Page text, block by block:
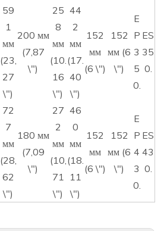
59
1
мм
(23,
27
\")
200 мм
(7,87
\")
25
8
мм
(10.
16
\")
44
2
мм
(17.
40
\")
152
мм
(6 \")
152
мм (6
\")
E
P
3
5
0.
ES
35
0.
72
7
мм
(28,
62
\")
180 мм
(7,09
\")
27
2
мм
(10,
71
\")
46
0
мм
(18.
11
\")
152
мм
(6 \")
152
мм (6
\")
E
P
4
3
0.
ES
43
0.